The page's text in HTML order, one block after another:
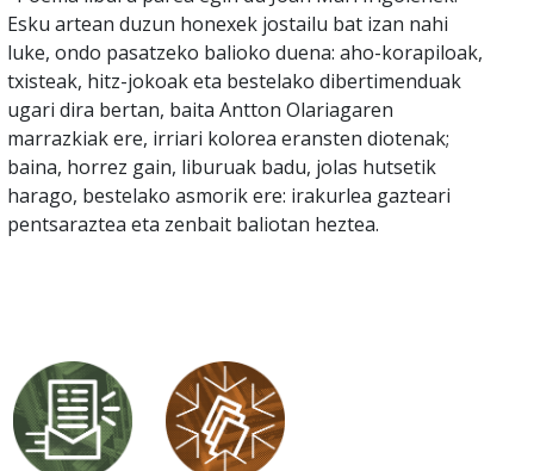
Esku artean duzun honexek jostailu bat izan nahi
luke, ondo pasatzeko balioko duena: aho-korapiloak,
txisteak, hitz-jokoak eta bestelako dibertimenduak
ugari dira bertan, baita Antton Olariagaren
marrazkiak ere, irriari kolorea eransten diotenak;
baina, horrez gain, liburuak badu, jolas hutsetik
harago, bestelako asmorik ere: irakurlea gazteari
pentsaraztea eta zenbait baliotan heztea.